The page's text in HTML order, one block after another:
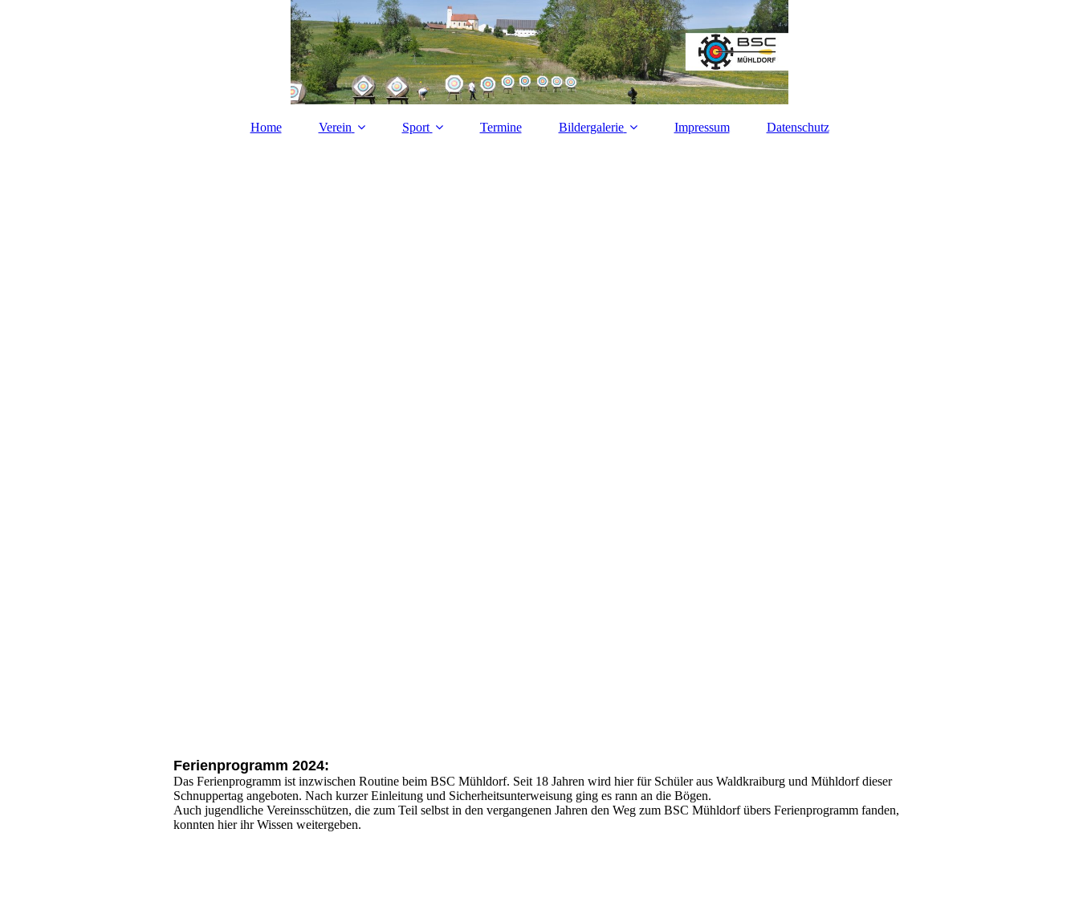
Home Verein Sport Termine Bildergalerie Impressum Datenschutz
Ferienprogramm 2024:
Das Ferienprogramm ist inzwischen Routine beim BSC Mühldorf. Seit 18 Jahren wird hier für Schüler aus Waldkraiburg und Mühldorf dieser
Schnuppertag angeboten. Nach kurzer Einleitung und Sicherheitsunterweisung ging es rann an die Bögen.
Auch jugendliche Vereinsschützen, die zum Teil selbst in den vergangenen Jahren den Weg zum BSC Mühldorf übers Ferienprogramm fanden,
konnten hier ihr Wissen weitergeben.